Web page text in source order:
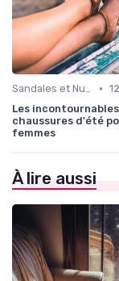
Sandales et Nu-pieds •
Les incontournables
chaussures d'été
femmes
À lire aussi